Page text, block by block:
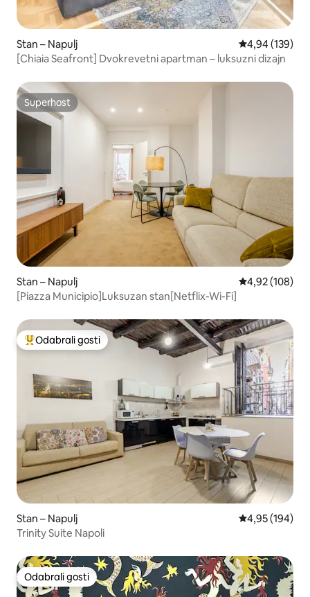
Stan – Napulj Prosječna
4,94 (139)
[Chiaia Seafront] Dvokrevetni apartman – luksuzni dizajn
Superhost
Superhost
Stan – Napulj Prosječna
4,92 (108)
[Piazza Municipio]Luksuzan stan[Netflix-Wi-Fi]
Među najviše rangiranima s oznakom „Odabrali gosti”
Odabrali gosti
Stan – Napulj Prosječna
4,95 (194)
Trinity Suite Napoli
Odabrali gosti
Odabrali gosti